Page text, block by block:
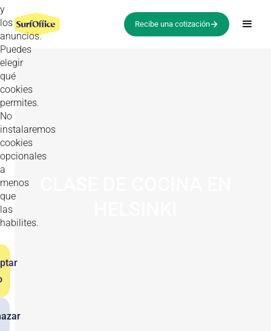
y
los
anuncios.
Puedes
elegir
qué
cookies
permites.
No
instalaremos
cookies
opcionales
a
menos
que
las
habilites.
Recibe una cotización